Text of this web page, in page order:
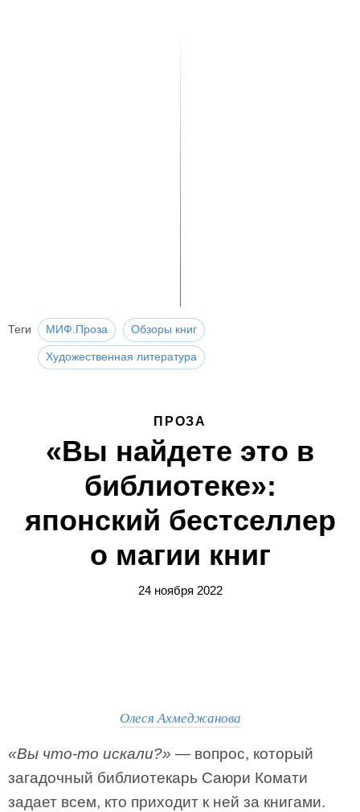
Теги МИФ.Проза Обзоры книг
Художественная литература
ПРОЗА
«Вы найдете это в
библиотеке»:
японский бестселлер
о магии книг
24 ноября 2022
Олеся Ахмеджанова
«Вы что-то искали?» — вопрос, который
загадочный библиотекарь Саюри Комати
задает всем, кто приходит к ней за книгами.